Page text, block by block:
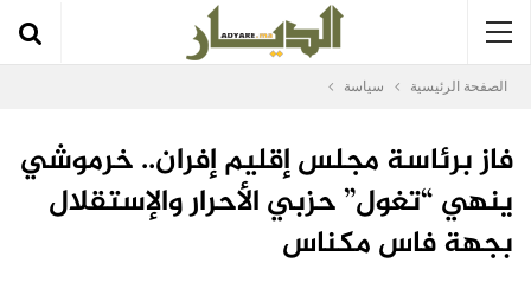
الصفحة الرئيسية سياسة
فاز برئاسة مجلس إقليم إفران.. خرموشي
ينهي “تغول” حزبي الأحرار والإستقلال
بجهة فاس مكناس